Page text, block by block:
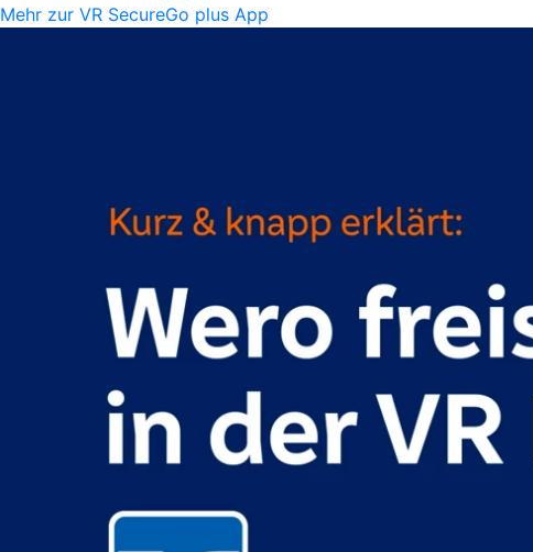
Mehr zur VR SecureGo plus App